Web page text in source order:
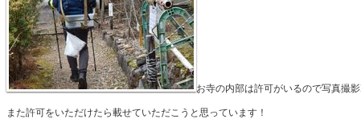
お寺の内部は許可がいるので写真撮
また許可をいただけたら載せていただこうと思っています！